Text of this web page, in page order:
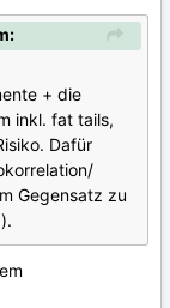
+ die
inkl. fat tails,
Dafür
Gegensatz zu